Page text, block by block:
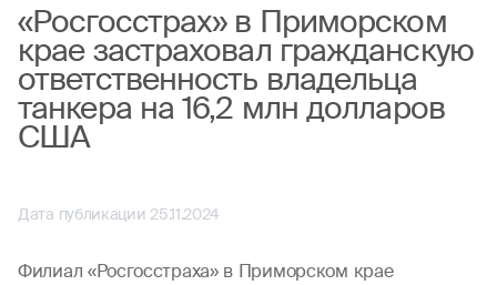
«Росгосстрах» в Приморском
крае застраховал гражданскую
ответственность владельца
танкера на 16,2 млн долларов
США
Дата публикации 25.11.2024
Филиал «Росгосстраха» в Приморском крае